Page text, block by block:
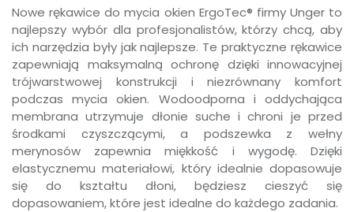
Nowe rękawice do mycia okien ErgoTec® firmy Unger to
najlepszy wybór dla profesjonalistów, którzy chcą, aby
ich narzędzia były jak najlepsze. Te praktyczne rękawice
zapewniają maksymalną ochronę dzięki innowacyjnej
trójwarstwowej konstrukcji i niezrównany komfort
podczas mycia okien. Wodoodporna i oddychająca
membrana utrzymuje dłonie suche i chroni je przed
środkami czyszczącymi, a podszewka z wełny
merynosów zapewnia miękkość i wygodę. Dzięki
elastycznemu materiałowi, który idealnie dopasowuje
się do kształtu dłoni, będziesz cieszyć się
dopasowaniem, które jest idealne do każdego zadania.